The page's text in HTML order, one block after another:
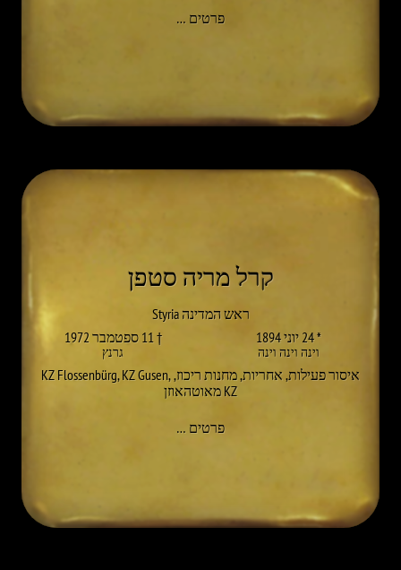
פרטים …
קרל מריה סטפן
ראש המדינה Styria
* 24 יוני 1894
וינה וינה וינה
† 11 ספטמבר 1972
גרנץ
איסור פעילות,אחריות,מחנות ריכוז,
KZ Flossenbürg,KZ Gusen,
KZ מאוטהאוזן
פרטים …